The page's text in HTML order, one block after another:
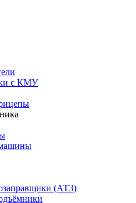
с КМУ
(АТЗ)